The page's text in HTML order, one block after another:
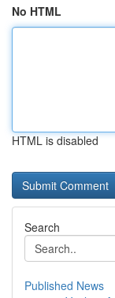
No HTML
HTML is disabled
Search
Published News